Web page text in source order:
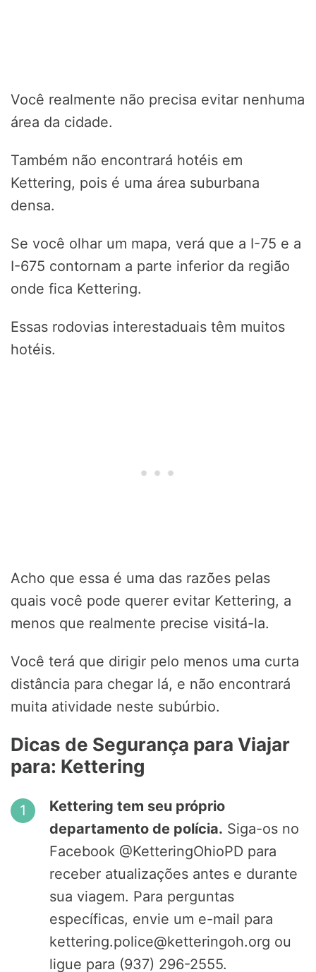
Você realmente não precisa evitar nenhuma
área da cidade.
Também não encontrará hotéis em
Kettering, pois é uma área suburbana
densa.
Se você olhar um mapa, verá que a I-75 e a
I-675 contornam a parte inferior da região
onde fica Kettering.
Essas rodovias interestaduais têm muitos
hotéis.
Acho que essa é uma das razões pelas
quais você pode querer evitar Kettering, a
menos que realmente precise visitá-la.
Você terá que dirigir pelo menos uma curta
distância para chegar lá, e não encontrará
muita atividade neste subúrbio.
Dicas de Segurança para Viajar
para: Kettering
Kettering tem seu próprio
departamento de polícia. Siga-os no
Facebook @KetteringOhioPD para
receber atualizações antes e durante
sua viagem. Para perguntas
específicas, envie um e-mail para
kettering.police@ketteringoh.org ou
ligue para (937) 296-2555.